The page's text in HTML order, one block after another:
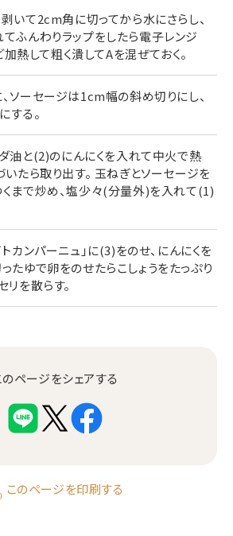
いて2cm角に切ってから水にさらし、
ふんわりラップをしたら電子レンジ
熱して粗く潰してAを混ぜておく。
ソーセージは1cm幅の斜め切りにし、
する。
油と(2)のにんにくを入れて中火で熱
いたら取り出す。 玉ねぎとソーセージを
まで炒め、塩少々(分量外)を入れて(1)
カンパーニュ」に(3)をのせ、にんにくを
たゆで卵をのせたらこしょうをたっぷり
リを散らす。
のページをシェアする
このページを印刷する